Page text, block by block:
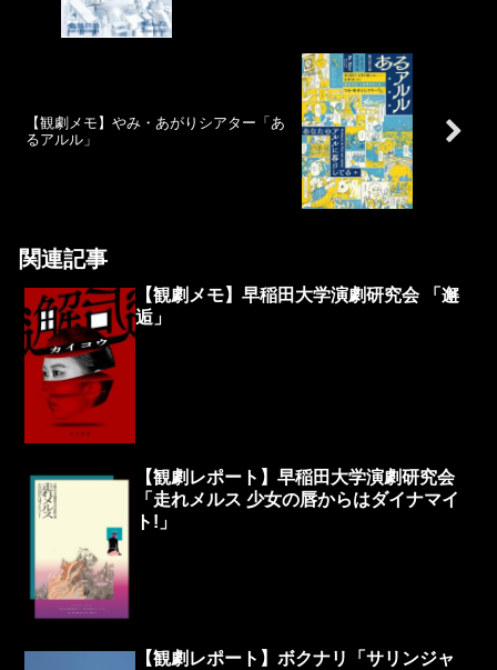
【観劇メモ】やみ・あがりシアター「あ
るアルル」
関連記事
【観劇メモ】早稲田大学演劇研究会 「邂
逅」
【観劇レポート】早稲田大学演劇研究会
「走れメルス 少女の唇からはダイナマイ
ト!」
【観劇レポート】ボクナリ「サリンジャ